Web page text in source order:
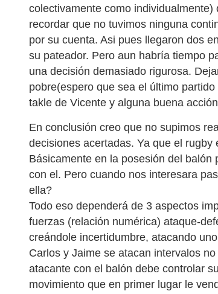
colectivamente como
recordar que no tuvimos ninguna
por su cuenta. Asi pues llegaron dos
su pateador. Pero aun habría tiempo
una decisión demasiado rigurosa.
pobre(espero que sea el último
takle de Vicente y alguna buena
En conclusión creo que no supimos
decisiones acertadas. Ya que el
Básicamente en la posesión del
con el. Pero cuando nos interesara
ella?
Todo eso dependerá de 3 aspectos
fuerzas (relación numérica) ataque-
creándole incertidumbre, atacando
Carlos y Jaime se atacan intervalos
atacante con el balón debe controlar
movimiento que en primer lugar le